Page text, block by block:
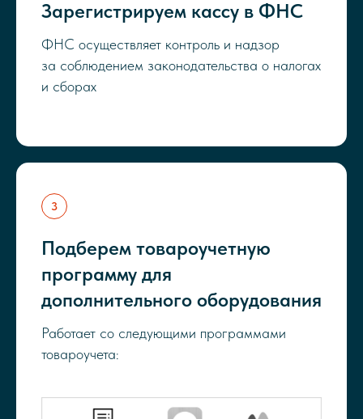
Зарегистрируем кассу в ФНС
ФНС осуществляет контроль и надзор
за соблюдением законодательства о налогах
и сборах
Подберем товароучетную
программу для
дополнительного оборудования
Работает со следующими программами
товароучета: